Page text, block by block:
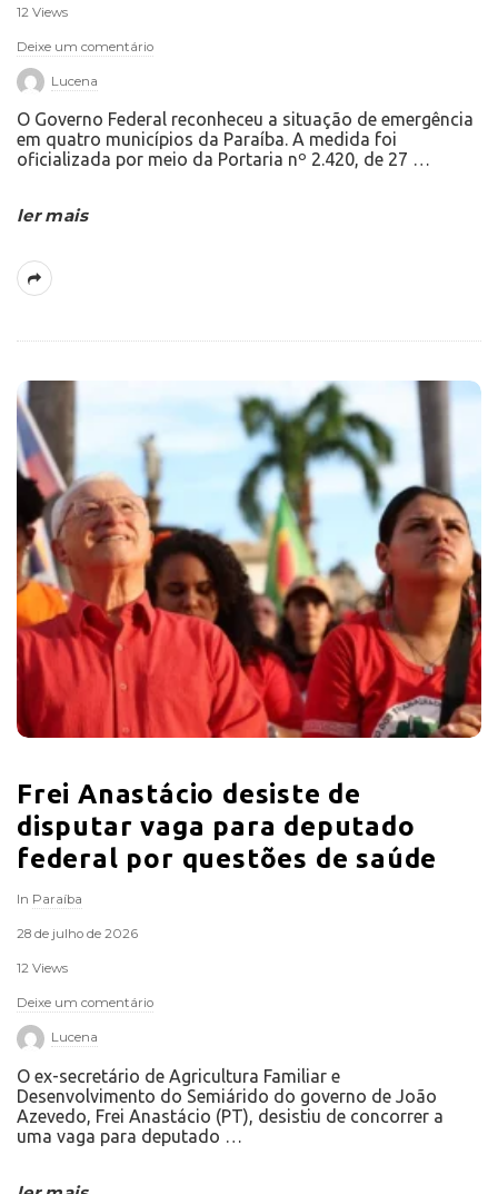
12 Views
Deixe um comentário
Lucena
O Governo Federal reconheceu a situação de emergência
em quatro municípios da Paraíba. A medida foi
oficializada por meio da Portaria nº 2.420, de 27 …
ler mais
Frei Anastácio desiste de
disputar vaga para deputado
federal por questões de saúde
In Paraíba
28 de julho de 2026
12 Views
Deixe um comentário
Lucena
O ex-secretário de Agricultura Familiar e
Desenvolvimento do Semiárido do governo de João
Azevedo, Frei Anastácio (PT), desistiu de concorrer a
uma vaga para deputado …